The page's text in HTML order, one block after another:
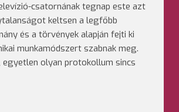
csatornának tegnap este azt
keltsen a legfőbb
és a törvények alapján fejti ki
munkamódszert szabnak meg.
olyan protokollum sincs